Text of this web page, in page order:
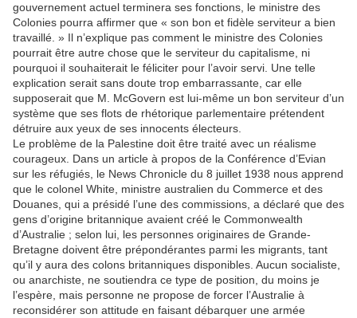
gouvernement actuel terminera ses fonctions, le ministre des
Colonies pourra affirmer que « son bon et fidèle serviteur a bien
travaillé. » Il n’explique pas comment le ministre des Colonies
pourrait être autre chose que le serviteur du capitalisme, ni
pourquoi il souhaiterait le féliciter pour l’avoir servi. Une telle
explication serait sans doute trop embarrassante, car elle
supposerait que M. McGovern est lui-même un bon serviteur d’un
système que ses flots de rhétorique parlementaire prétendent
détruire aux yeux de ses innocents électeurs.
Le problème de la Palestine doit être traité avec un réalisme
courageux. Dans un article à propos de la Conférence d’Evian
sur les réfugiés, le News Chronicle du 8 juillet 1938 nous apprend
que le colonel White, ministre australien du Commerce et des
Douanes, qui a présidé l’une des commissions, a déclaré que des
gens d’origine britannique avaient créé le Commonwealth
d’Australie ; selon lui, les personnes originaires de Grande-
Bretagne doivent être prépondérantes parmi les migrants, tant
qu’il y aura des colons britanniques disponibles. Aucun socialiste,
ou anarchiste, ne soutiendra ce type de position, du moins je
l’espère, mais personne ne propose de forcer l’Australie à
reconsidérer son attitude en faisant débarquer une armée